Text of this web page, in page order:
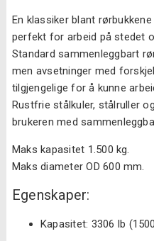
En klassiker blant
perfekt for arbeid på stedet
Standard sammenleggbart
men avsetninger med
tilgjengelige for å kunne
Rustfrie stålkuler, stålruller
brukeren med
Maks kapasitet 1.500 kg.
Maks diameter OD 600 mm.
Egenskaper:
Kapasitet: 3306 lb